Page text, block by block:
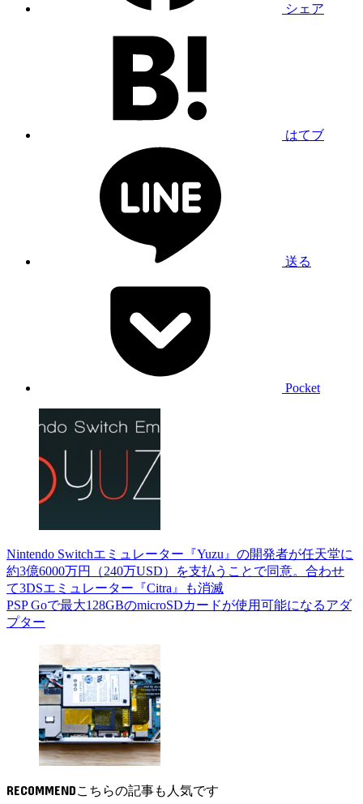
シェア
はてブ
送る
Pocket
Nintendo Switchエミュレーター『Yuzu』の開発者が任天堂に
約3億6000万円（240万USD）を支払うことで同意。合わせ
て3DSエミュレーター『Citra』も消滅
PSP Goで最大128GBのmicroSDカードが使用可能になるアダ
プター
RECOMMEND